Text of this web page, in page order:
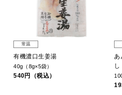
常温
有機濃口生姜湯
40g（8g×5袋）
540円（税込）
あ
し